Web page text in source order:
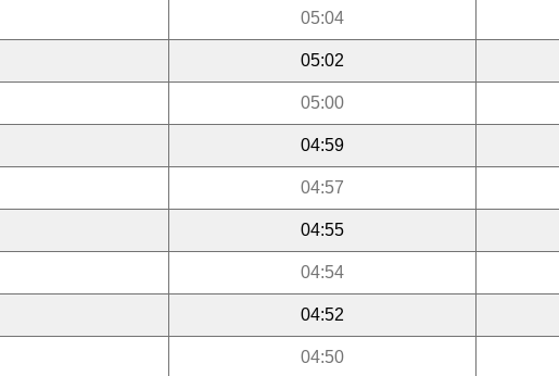
05:04
05:02
05:00
04:59
04:57
04:55
04:54
04:52
04:50